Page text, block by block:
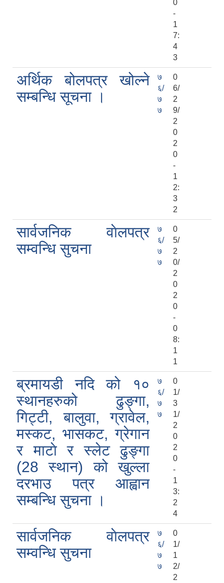
0
-
1
7:
4
3
अर्थिक बोलपत्र खोल्ने
सम्बन्धि सूचना ।
७
६/
७
७
0
6/
2
9/
2
0
2
0
-
1
2:
3
2
सार्वजनिक वाेलपत्र
सम्वन्धि सुचना
७
६/
७
७
0
5/
2
0/
2
0
2
0
-
0
8:
1
1
ब्रमायडी नदि को १०
स्थानहरुको ढुङ्गा,
गिट्टी, बालुवा, ग्रावेल,
मस्कट, भासकट, ग्रेगान
र माटाे र स्लेट ढुङ्गा
(28 स्थान) को खुल्ला
दरभाउ पत्र आह्वान
सम्बन्धि सुचना ।
७
६/
७
७
0
1/
3
1/
2
0
2
0
-
1
3:
2
4
सार्वजनिक वाेलपत्र
सम्वन्धि सुचना
७
६/
७
७
0
1/
1
2/
2